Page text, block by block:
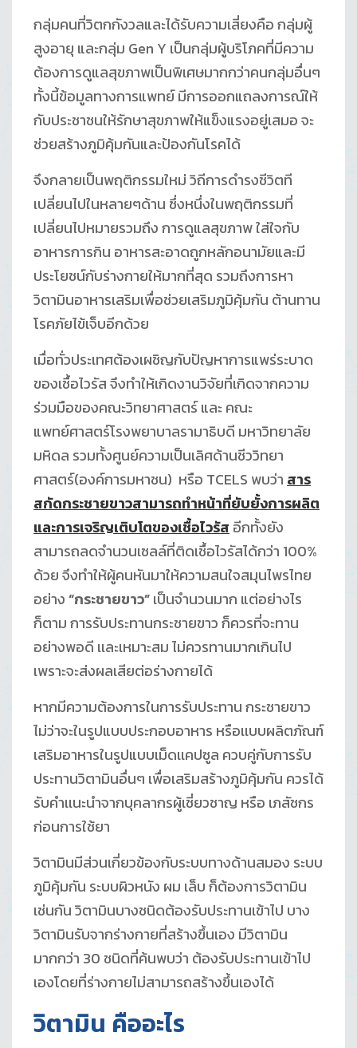
กลุ่มคนที่วิตกกังวลและได้รับความเสี่ยงคือ กลุ่มผู้
สูงอายุ และกลุ่ม Gen Y เป็นกลุ่มผู้บริโภคที่มีความ
ต้องการดูแลสุขภาพเป็นพิเศษมากกว่าคนกลุ่มอื่นๆ
ทั้งนี้ข้อมูลทางการแพทย์ มีการออกแถลงการณ์ให้
กับประชาชนให้รักษาสุขภาพให้แข็งแรงอยู่เสมอ จะ
ช่วยสร้างภูมิคุ้มกันและป้องกันโรคได้
จึงกลายเป็นพฤติกรรมใหม่ วิถีการดำรงชีวิตที
เปลี่ยนไปในหลายๆด้าน ซึ่งหนึ่งในพฤติกรรมที่
เปลี่ยนไปหมายรวมถึง การดูแลสุขภาพ ใส่ใจกับ
อาหารการกิน อาหารสะอาดถูกหลักอนามัยและมี
ประโยชน์กับร่างกายให้มากที่สุด รวมถึงการหา
วิตามินอาหารเสริมเพื่อช่วยเสริมภูมิคุ้มกัน ต้านทาน
โรคภัยไข้เจ็บอีกด้วย
เมื่อทั่วประเทศต้องเผชิญกับปัญหาการแพร่ระบาด
ของเชื้อไวรัส จึงทำให้เกิดงานวิจัยที่เกิดจากความ
ร่วมมือของคณะวิทยาศาสตร์ และ คณะ
แพทย์ศาสตร์โรงพยาบาลรามาธิบดี มหาวิทยาลัย
มหิดล รวมทั้งศูนย์ความเป็นเลิศด้านชีววิทยา
ศาสตร์(องค์การมหาชน) หรือ TCELS พบว่า สาร
สกัดกระชายขาวสามารถทำหน้าที่ยับยั้งการผลิต
และการเจริญเติบโตของเชื้อไวรัส อีกทั้งยัง
สามารถลดจำนวนเซลล์ที่ติดเชื้อไวรัสได้กว่า 100%
ด้วย จึงทำให้ผู้คนหันมาให้ความสนใจสมุนไพรไทย
อย่าง“กระชายขาว”เป็นจำนวนมาก แต่อย่างไร
ก็ตาม การรับประทานกระชายขาว ก็ควรที่จะทาน
อย่างพอดี เเละเหมาะสม ไม่ควรทานมากเกินไป
เพราะจะส่งผลเสียต่อร่างกายได้
หากมีความต้องการในการรับประทาน กระชายขาว
ไม่ว่าจะในรูปแบบประกอบอาหาร หรือเเบบผลิตภัณฑ์
เสริมอาหารในรูปแบบเม็ดเเคปซูล ควบคู่กับการรับ
ประทานวิตามินอื่นๆ เพื่อเสริมสร้างภูมิคุ้มกัน ควรได้
รับคำเเนะนำจากบุคลากรผู้เชี่ยวชาญ หรือ เภสัชกร
ก่อนการใช้ยา
วิตามินมีส่วนเกี่ยวข้องกับระบบทางด้านสมอง ระบบ
ภูมิคุ้มกัน ระบบผิวหนัง ผม เล็บ ก็ต้องการวิตามิน
เช่นกัน วิตามินบางชนิดต้องรับประทานเข้าไป บาง
วิตามินรับจากร่างกายที่สร้างขึ้นเอง มีวิตามิน
มากกว่า 30 ชนิดที่ค้นพบว่า ต้องรับประทานเข้าไป
เองโดยที่ร่างกายไม่สามารถสร้างขึ้นเองได้
วิตามิน คืออะไร